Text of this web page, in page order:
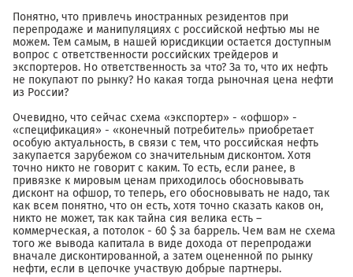
Понятно, что привлечь иностранных резидентов при
перепродаже и манипуляциях с российской нефтью мы не
можем. Тем самым, в нашей юрисдикции остается доступным
вопрос с ответственности российских трейдеров и
экспортеров. Но ответственность за что? За то, что их нефть
не покупают по рынку? Но какая тогда рыночная цена нефти
из России?
Очевидно, что сейчас схема «экспортер» - «офшор» -
«спецификация» - «конечный потребитель» приобретает
особую актуальность, в связи с тем, что российская нефть
закупается зарубежом со значительным дисконтом. Хотя
точно никто не говорит с каким. То есть, если ранее, в
привязке к мировым ценам приходилось обосновывать
дисконт на офшор, то теперь, его обосновывать не надо, так
как всем понятно, что он есть, хотя точно сказать каков он,
никто не может, так как тайна сия велика есть –
коммерческая, а потолок - 60 $ за баррель. Чем вам не схема
того же вывода капитала в виде дохода от перепродажи
вначале дисконтированной, а затем оцененной по рынку
нефти, если в цепочке участвую добрые партнеры.